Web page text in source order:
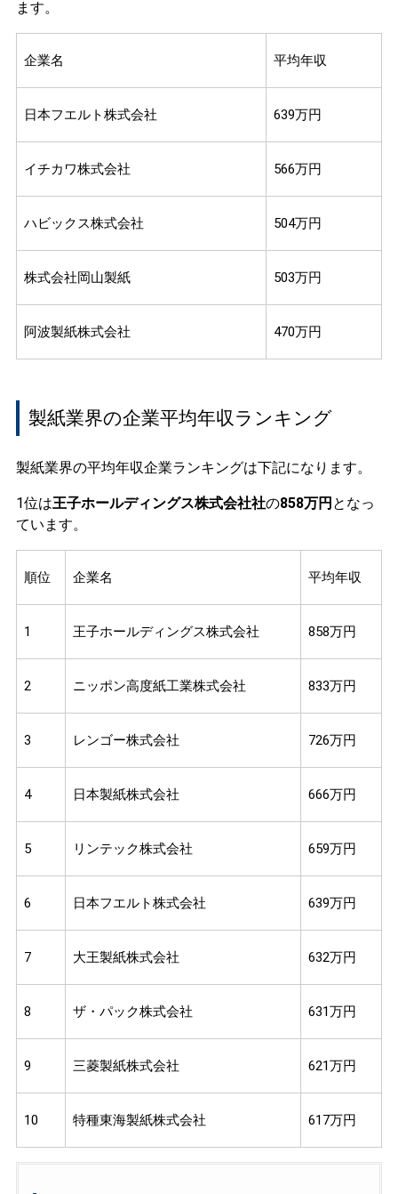
ます。
企業名 平均年収
日本フエルト株式会社 639万円
イチカワ株式会社 566万円
ハビックス株式会社 504万円
株式会社岡山製紙 503万円
阿波製紙株式会社 470万円
製紙業界の企業平均年収ランキング
製紙業界の平均年収企業ランキングは下記になります。
1位は王子ホールディングス株式会社社の858万円 となっ
ています。
順位 企業名 平均年収
1 王子ホールディングス株式会社 858万円
2 ニッポン高度紙工業株式会社 833万円
3 レンゴー株式会社 726万円
4 日本製紙株式会社 666万円
5 リンテック株式会社 659万円
6 日本フエルト株式会社 639万円
7 大王製紙株式会社 632万円
8 ザ・パック株式会社 631万円
9 三菱製紙株式会社 621万円
10 特種東海製紙株式会社 617万円